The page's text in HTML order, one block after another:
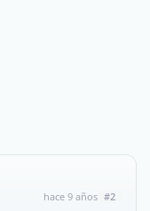
hace 9 años #2